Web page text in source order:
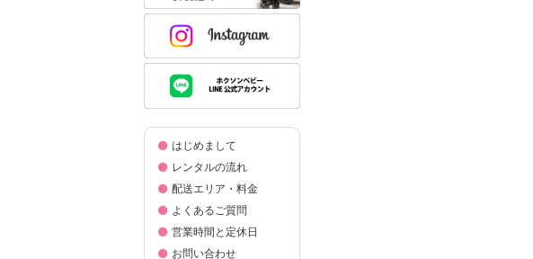
はじめまして
レンタルの流れ
配送エリア・料金
よくあるご質問
営業時間と定休日
お問い合わせ